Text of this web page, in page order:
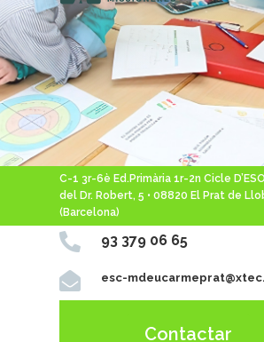
C-1 3r-6è Ed.Primària 1r-2n Cicle
del Dr. Robert, 5 • 08820 El Prat de
(Barcelona)
 93 379 06 65
 esc-
Contactar